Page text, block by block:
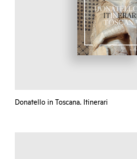
Donatello in Toscana. Itinerari